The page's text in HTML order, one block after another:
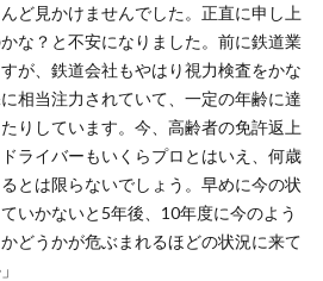
ど見かけませんでした。正直に申し上
な？と不安になりました。前に鉄道業
が、鉄道会社もやはり視力検査をかな
相当注力されていて、一定の年齢に達
りしています。今、高齢者の免許返上
ライバーもいくらプロとはいえ、何歳
とは限らないでしょう。早めに今の状
いかないと5年後、10年度に今のよう
どうかが危ぶまれるほどの状況に来て